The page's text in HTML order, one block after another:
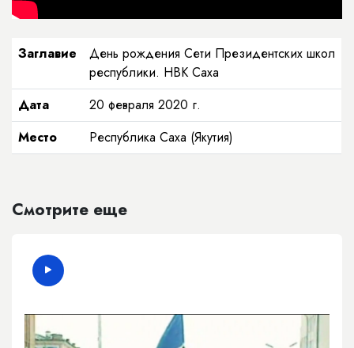
Заглавие
День рождения Сети Президентских школ
республики. НВК Саха
Дата
20 февраля 2020 г.
Место
Республика Саха (Якутия)
Смотрите еще